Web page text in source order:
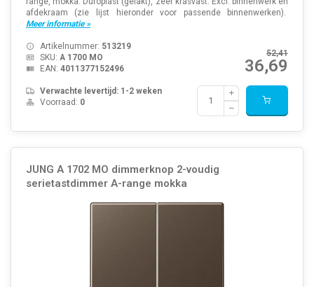
afdekraam (zie lijst hieronder voor passende binnenwerken).
Meer informatie »
52,41
36,69
Artikelnummer: 513219
SKU: A 1700 MO
EAN: 4011377152496
Verwachte levertijd: 1-2 weken
Voorraad: 0
JUNG A 1702 MO dimmerknop 2-voudig
serietastdimmer A-range mokka